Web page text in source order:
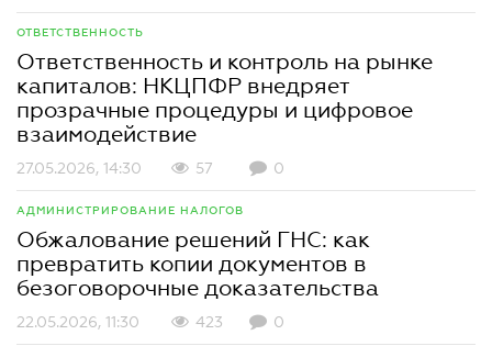
ОТВЕТСТВЕННОСТЬ
Ответственность и контроль на рынке
капиталов: НКЦПФР внедряет
прозрачные процедуры и цифровое
взаимодействие
27.05.2026, 14:30 57 0
АДМИНИСТРИРОВАНИЕ НАЛОГОВ
Обжалование решений ГНС: как
превратить копии документов в
безоговорочные доказательства
22.05.2026, 11:30 423 0